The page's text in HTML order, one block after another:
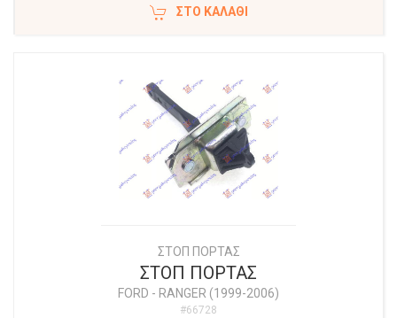
ΣΤΟ ΚΑΛΆΘΙ
ΣΤΟΠ ΠΟΡΤΑΣ
ΣΤΟΠ ΠΟΡΤΑΣ
FORD - RANGER (1999-2006)
#66728